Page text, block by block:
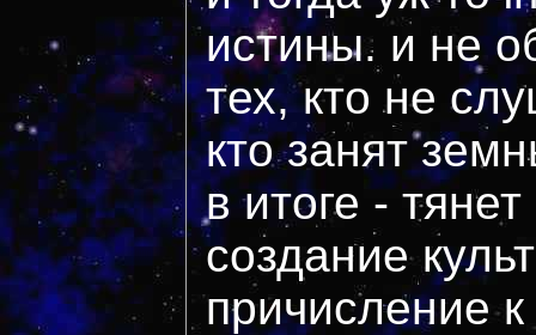
истины. и не
тех, кто не
кто занят
в итоге -
создание
причисление